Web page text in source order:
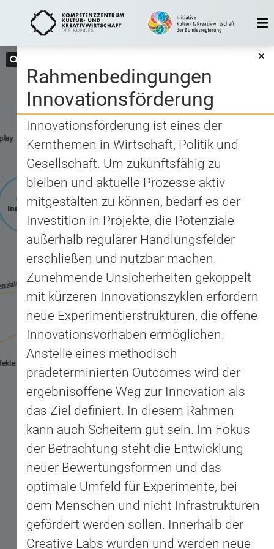
frei?
Cross
Innovation
Innovationsförderung
KontextMaps
Rahmen­bedingungen
Innovationsförderung
Innovationsförderung ist eines der
Kernthemen in Wirtschaft, Politik und
Gesellschaft. Um zukunftsfähig zu
bleiben und aktuelle Prozesse aktiv
mitgestalten zu können, bedarf es der
Investition in Projekte, die Potenziale
außerhalb regulärer Handlungsfelder
erschließen und nutzbar machen.
Zunehmende Unsicherheiten gekoppelt
mit kürzeren Innovationszyklen erfordern
neue Experimentierstrukturen, die offene
Innovationsvorhaben ermöglichen.
Anstelle eines methodisch
prädeterminierten Outcomes wird der
ergebnisoffene Weg zur Innovation als
das Ziel definiert. In diesem Rahmen
kann auch Scheitern gut sein. Im Fokus
der Betrachtung steht die Entwicklung
neuer Bewertungsformen und das
optimale Umfeld für Experimente, bei
dem Menschen und nicht Infrastrukturen
gefördert werden sollen. Innerhalb der
Creative Labs wurden und werden neue